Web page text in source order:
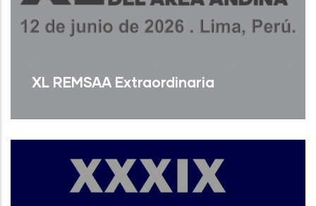
XL REMSAA Extraordinaria
Read More